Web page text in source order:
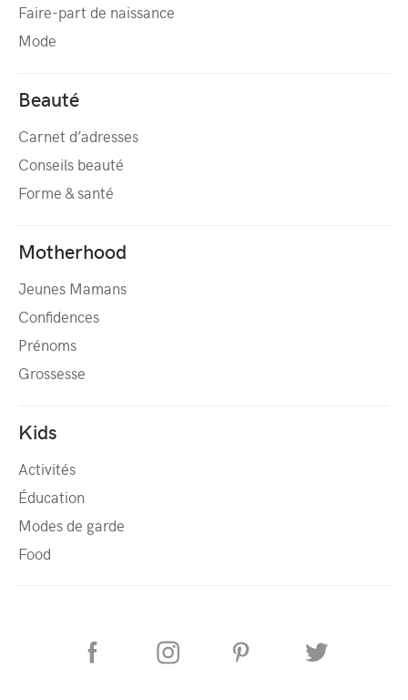
Faire-part de naissance
Mode
Beauté
Carnet d’adresses
Conseils beauté
Forme & santé
Motherhood
Jeunes Mamans
Confidences
Prénoms
Grossesse
Kids
Activités
Éducation
Modes de garde
Food